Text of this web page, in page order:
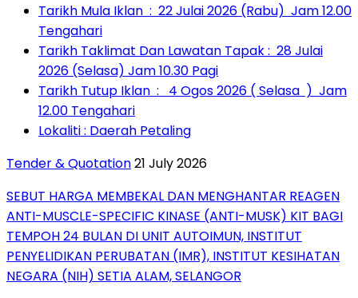
Tarikh Mula Iklan : 22 Julai 2026 (Rabu) Jam 12.00
Tengahari
Tarikh Taklimat Dan Lawatan Tapak : 28 Julai
2026 (Selasa) Jam 10.30 Pagi
Tarikh Tutup Iklan : 4 Ogos 2026 ( Selasa ) Jam
12.00 Tengahari
Lokaliti : Daerah Petaling
Tender & Quotation21 July 2026
SEBUT HARGA MEMBEKAL DAN MENGHANTAR REAGEN
ANTI-MUSCLE-SPECIFIC KINASE (ANTI-MUSK) KIT BAGI
TEMPOH 24 BULAN DI UNIT AUTOIMUN, INSTITUT
PENYELIDIKAN PERUBATAN (IMR), INSTITUT KESIHATAN
NEGARA (NIH) SETIA ALAM, SELANGOR